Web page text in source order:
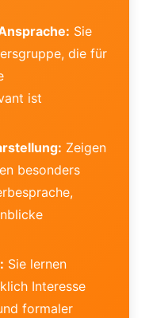
Sie
die für
ist
Zeigen
besonders
Sie lernen
Interesse
formaler